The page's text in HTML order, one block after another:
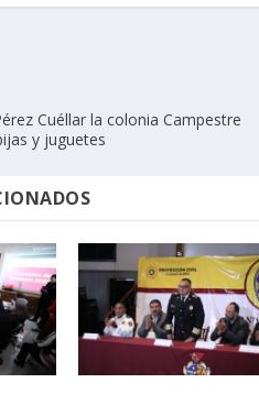
Cuéllar la colonia Campestre
y juguetes